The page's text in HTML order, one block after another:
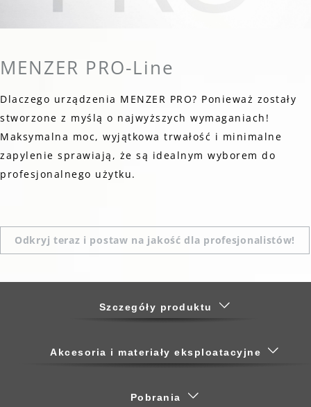
MENZER PRO-Line
Dlaczego urządzenia MENZER PRO? Ponieważ zostały
stworzone z myślą o najwyższych wymaganiach!
Maksymalna moc, wyjątkowa trwałość i minimalne
zapylenie sprawiają, że są idealnym wyborem do
profesjonalnego użytku.
Odkryj teraz i postaw na jakość dla profesjonalistów!
Szczegóły produktu
Akcesoria i materiały eksploatacyjne
Pobrania